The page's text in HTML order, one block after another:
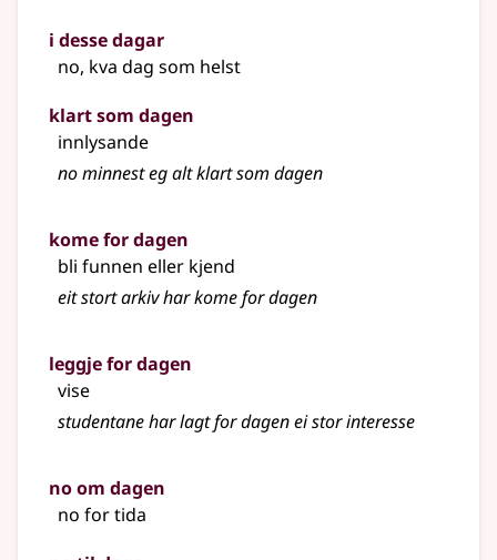
i desse dagar
no, kva dag som helst
klart som dagen
innlysande
no minnest eg alt klart som dagen
kome for dagen
bli funnen eller kjend
eit stort arkiv har kome for dagen
leggje for dagen
vise
studentane har lagt for dagen ei stor interesse
no om dagen
no for tida